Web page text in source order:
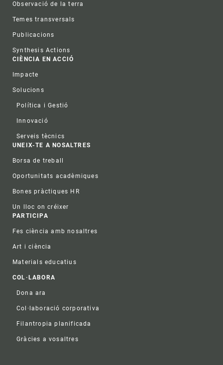
Observació de la terra
Temes transversals
Publicacions
Synthesis Actions
CIÈNCIA EN ACCIÓ
Impacte
Solucions
Política i Gestió
Innovació
Serveis tècnics
UNEIX-TE A NOSALTRES
Borsa de treball
Oportunitats acadèmiques
Bones pràctiques HR
Un lloc on créixer
PARTICIPA
Fes ciència amb nosaltres
Art i ciència
Materials educatius
COL·LABORA
Dona ara
Col·laboració corporativa
Filantropia planificada
Gràcies a vosaltres